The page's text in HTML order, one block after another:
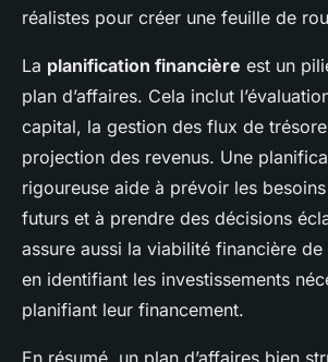
réalistes pour créer une feuille de
La planification financière est un
plan d’affaires. Cela inclut
capital, la gestion des flux de
projection des revenus. Une
rigoureuse aide à prévoir les
futurs et à prendre des décisions
assure aussi la viabilité financière
en identifiant les investissements
planifiant leur financement.